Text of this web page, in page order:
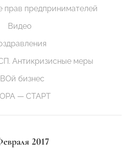
прав предпринимателей
Видео
Антикризисные меры
бизнес
— СТАРТ
2017